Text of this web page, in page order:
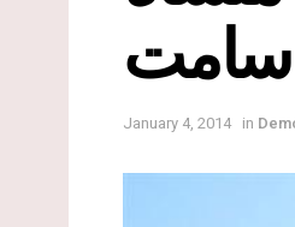
سامت
January 4, 2014 in